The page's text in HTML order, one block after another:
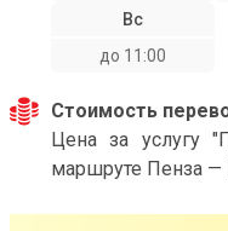
Вс
до 11:00
Стоимость
Цена за услугу
маршруте Пенза —